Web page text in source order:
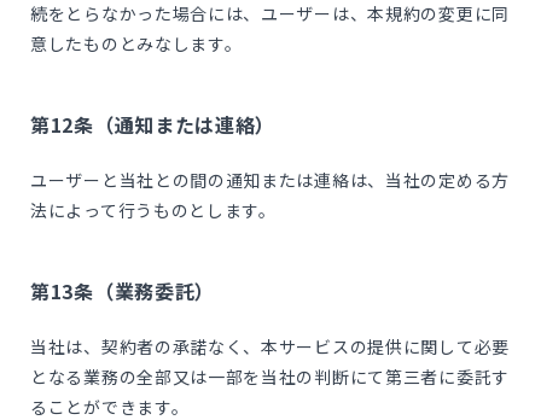
続をとらなかった場合には、ユーザーは、本規約の変更に同
意したものとみなします。
第12条（通知または連絡）
ユーザーと当社との間の通知または連絡は、当社の定める方
法によって行うものとします。
第13条（業務委託）
当社は、契約者の承諾なく、本サービスの提供に関して必要
となる業務の全部又は一部を当社の判断にて第三者に委託す
ることができます。